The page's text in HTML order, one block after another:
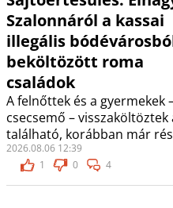
Szalonnáról a kassai
illegális
beköltözött roma
családok
A felnőttek és a gyermekek
csecsemő –
található, korábban már
2026.08.06 12:39
1
0 4